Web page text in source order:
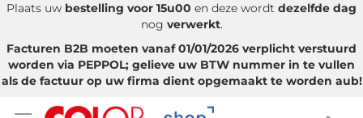
Plaats uw bestelling voor 15u00 en deze wordt dezelfde dag
nog verwerkt.
Facturen B2B moeten vanaf 01/01/2026 verplicht verstuurd
worden via PEPPOL; gelieve uw BTW nummer in te vullen
als de factuur op uw firma dient opgemaakt te worden aub!